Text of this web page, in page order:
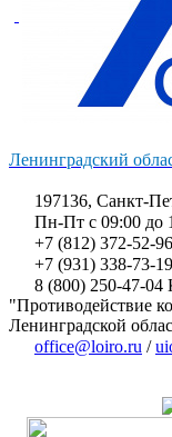
Ленинградский
197136, Санкт-
Пн-Пт с 09:00 до
+7 (812) 372-52-
+7 (931) 338-73-
8 (800) 250-47-04
"Противодействие
Ленинградской
office@loiro.ru /